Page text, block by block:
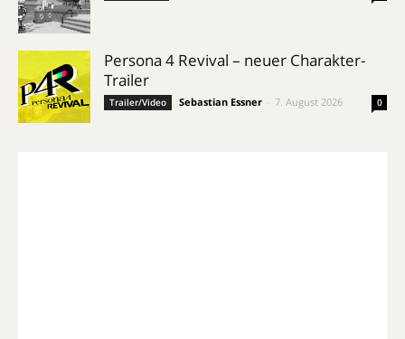
Persona 4 Revival – neuer Charakter-
Trailer
Trailer/Video Sebastian Essner 7. August 2026 0